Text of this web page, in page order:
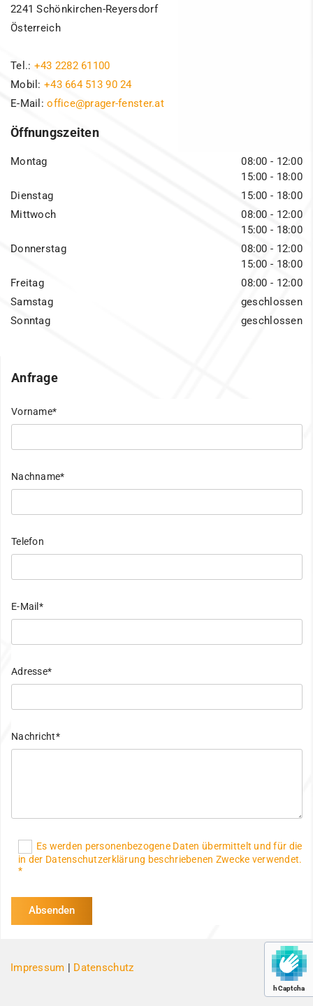
2241 Schönkirchen-Reyersdorf
Österreich
Tel.: +43 2282 61100
Mobil: +43 664 513 90 24
E-Mail:office@prager-fenster.at
Öffnungszeiten
Montag
08:00 - 12:00
15:00 - 18:00
Dienstag
15:00 - 18:00
Mittwoch
08:00 - 12:00
15:00 - 18:00
Donnerstag
08:00 - 12:00
15:00 - 18:00
Freitag
08:00 - 12:00
Samstag
geschlossen
Sonntag
geschlossen
Anfrage
Vorname*
Nachname*
Telefon
E-Mail*
Adresse*
Nachricht*
Es werden personenbezogene Daten übermittelt und für die
in der Datenschutzerklärung beschriebenen Zwecke verwendet.
*
hCaptcha
Impressum | Datenschutz